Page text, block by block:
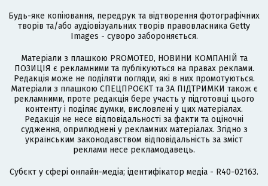
Будь-яке копіювання, передрук та відтворення фотографічних
творів та/або аудіовізуальних творів правовласника Getty
Images - суворо забороняється.
Матеріали з плашкою PROMOTED, НОВИНИ КОМПАНІЙ та
ПОЗИЦІЯ є рекламними та публікуються на правах реклами.
Редакція може не поділяти погляди, які в них промотуються.
Матеріали з плашкою СПЕЦПРОЄКТ та ЗА ПІДТРИМКИ також є
рекламними, проте редакція бере участь у підготовці цього
контенту і поділяє думки, висловлені у цих матеріалах.
Редакція не несе відповідальності за факти та оціночні
судження, оприлюднені у рекламних матеріалах. Згідно з
українським законодавством відповідальність за зміст
реклами несе рекламодавець.
Cубєкт у сфері онлайн-медіа; ідентифікатор медіа - R40-02163.